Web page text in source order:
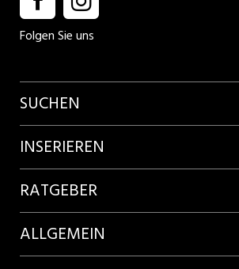
Folgen Sie uns
SUCHEN
Firmenprofile entdecken
Lehrstellen suchen
INSERIEREN
Kundenlogin
Inserieren
Produkte
RATGEBER
Lehrberufe entdecken
ALLGEMEIN